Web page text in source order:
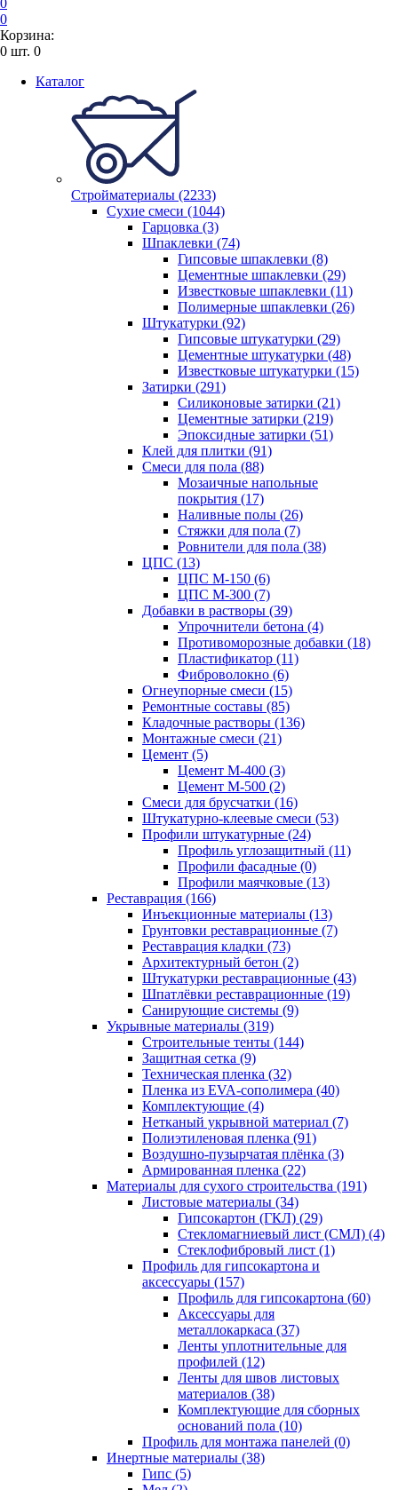
0
0
Корзина:
0 шт. 0
Каталог
Стройматериалы (2233)
Сухие смеси (1044)
Гарцовка (3)
Шпаклевки (74)
Гипсовые шпаклевки (8)
Цементные шпаклевки (29)
Известковые шпаклевки (11)
Полимерные шпаклевки (26)
Штукатурки (92)
Гипсовые штукатурки (29)
Цементные штукатурки (48)
Известковые штукатурки (15)
Затирки (291)
Силиконовые затирки (21)
Цементные затирки (219)
Эпоксидные затирки (51)
Клей для плитки (91)
Смеси для пола (88)
Мозаичные напольные
покрытия (17)
Наливные полы (26)
Стяжки для пола (7)
Ровнители для пола (38)
ЦПС (13)
ЦПС М-150 (6)
ЦПС М-300 (7)
Добавки в растворы (39)
Упрочнители бетона (4)
Противоморозные добавки (18)
Пластификатор (11)
Фиброволокно (6)
Огнеупорные смеси (15)
Ремонтные составы (85)
Кладочные растворы (136)
Монтажные смеси (21)
Цемент (5)
Цемент М-400 (3)
Цемент М-500 (2)
Смеси для брусчатки (16)
Штукатурно-клеевые смеси (53)
Профили штукатурные (24)
Профиль углозащитный (11)
Профили фасадные (0)
Профили маячковые (13)
Реставрация (166)
Инъекционные материалы (13)
Грунтовки реставрационные (7)
Реставрация кладки (73)
Архитектурный бетон (2)
Штукатурки реставрационные (43)
Шпатлёвки реставрационные (19)
Санирующие системы (9)
Укрывные материалы (319)
Строительные тенты (144)
Защитная сетка (9)
Техническая пленка (32)
Пленка из EVA-сополимера (40)
Комплектующие (4)
Нетканый укрывной материал (7)
Полиэтиленовая пленка (91)
Воздушно-пузырчатая плёнка (3)
Армированная пленка (22)
Материалы для сухого строительства (191)
Листовые материалы (34)
Гипсокартон (ГКЛ) (29)
Стекломагниевый лист (СМЛ) (4)
Cтеклофибровый лист (1)
Профиль для гипсокартона и
аксессуары (157)
Профиль для гипсокартона (60)
Аксессуары для
металлокаркаса (37)
Ленты уплотнительные для
профилей (12)
Ленты для швов листовых
материалов (38)
Комплектующие для сборных
оснований пола (10)
Профиль для монтажа панелей (0)
Инертные материалы (38)
Гипс (5)